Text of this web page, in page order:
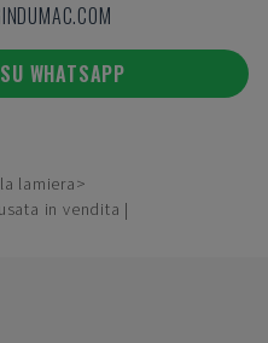
WHATSAPP
lamiera
in vendita |